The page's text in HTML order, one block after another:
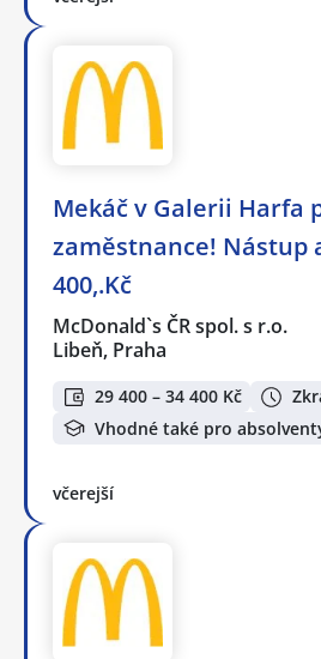
Mekáč v Galerii Harfa
zaměstnance! Nástup
400,.Kč
McDonald`s ČR spol. s r.o.
Libeň, Praha
29 400 – 34 400 Kč
Vhodné také pro
včerejší